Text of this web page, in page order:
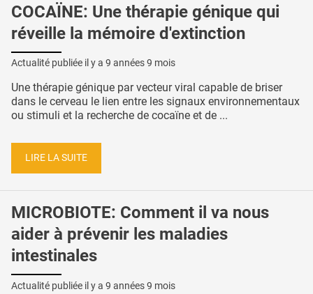
COCAÏNE: Une thérapie génique qui
réveille la mémoire d'extinction
Actualité publiée il y a 9 années 9 mois
Une thérapie génique par vecteur viral capable de briser
dans le cerveau le lien entre les signaux environnementaux
ou stimuli et la recherche de cocaïne et de ...
LIRE LA SUITE
MICROBIOTE: Comment il va nous
aider à prévenir les maladies
intestinales
Actualité publiée il y a 9 années 9 mois